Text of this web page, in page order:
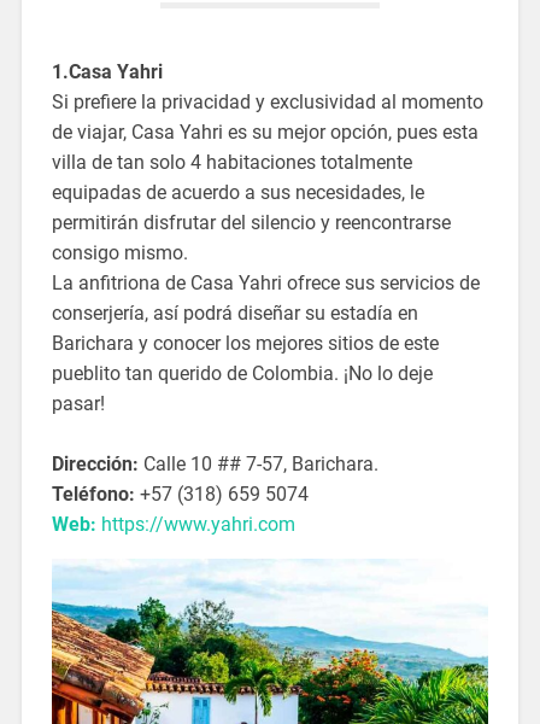
1.Casa Yahri
Si prefiere la privacidad y exclusividad al momento
de viajar, Casa Yahri es su mejor opción, pues esta
villa de tan solo 4 habitaciones totalmente
equipadas de acuerdo a sus necesidades, le
permitirán disfrutar del silencio y reencontrarse
consigo mismo.
La anfitriona de Casa Yahri ofrece sus servicios de
conserjería, así podrá diseñar su estadía en
Barichara y conocer los mejores sitios de este
pueblito tan querido de Colombia. ¡No lo deje
pasar!
Dirección: Calle 10 ## 7-57, Barichara.
Teléfono: +57 (318) 659 5074
Web: https://www.yahri.com